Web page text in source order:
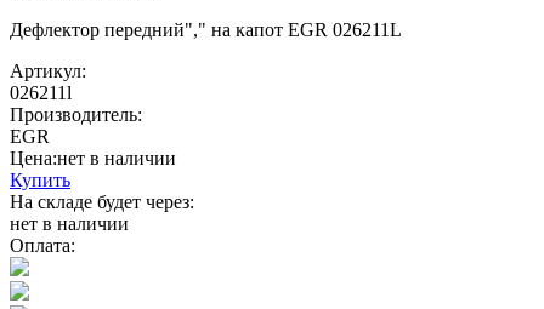
Дефлектор передний"," на капот EGR 026211L
Артикул:
026211l
Производитель:
EGR
Цена:нет в наличии
Купить
На складе будет через:
нет в наличии
Оплата: